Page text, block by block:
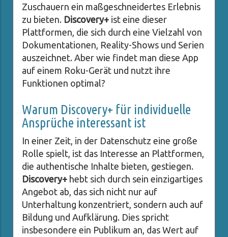
Zuschauern ein maßgeschneidertes Erlebnis
zu bieten. Discovery+ ist eine dieser
Plattformen, die sich durch eine Vielzahl von
Dokumentationen, Reality-Shows und Serien
auszeichnet. Aber wie findet man diese App
auf einem Roku-Gerät und nutzt ihre
Funktionen optimal?
Warum Discovery+ für individuelle
Ansprüche interessant ist
In einer Zeit, in der Datenschutz eine große
Rolle spielt, ist das Interesse an Plattformen,
die authentische Inhalte bieten, gestiegen.
Discovery+ hebt sich durch sein einzigartiges
Angebot ab, das sich nicht nur auf
Unterhaltung konzentriert, sondern auch auf
Bildung und Aufklärung. Dies spricht
insbesondere ein Publikum an, das Wert auf